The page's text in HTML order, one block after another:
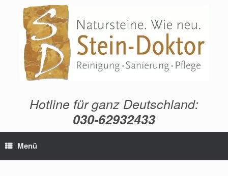
springen
Hotline für ganz Deutschland:
030-62932433
Menü